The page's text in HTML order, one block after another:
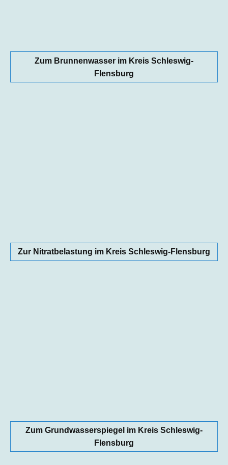
Zum Brunnenwasser im Kreis Schleswig-
Flensburg
Zur Nitratbelastung im Kreis Schleswig-Flensburg
Zum Grundwasserspiegel im Kreis Schleswig-
Flensburg